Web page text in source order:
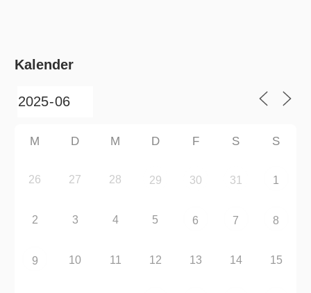
Kalender
M D M D F S S
26 27 28 29 30 31 1
2 3 4 5 6 7 8
9 10 11 12 13 14 15